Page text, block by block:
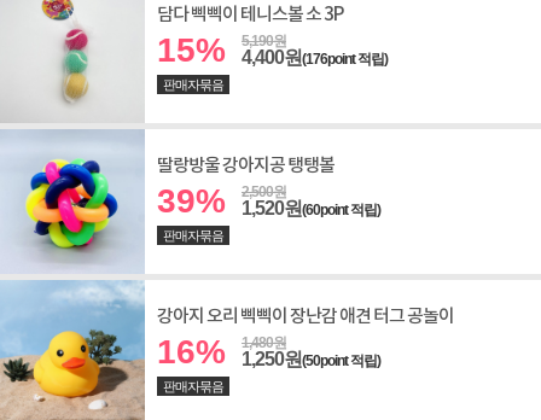
담다 삑삑이 테니스볼 소 3P
15% 5,190원
4,400원(176point 적립)
판매자묶음
딸랑방울 강아지공 탱탱볼
39% 2,500원
1,520원(60point 적립)
판매자묶음
강아지 오리 삑삑이 장난감 애견 터그 공놀이
16% 1,480원
1,250원(50point 적립)
판매자묶음